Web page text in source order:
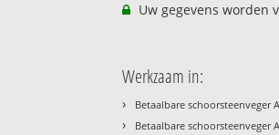
Uw gegevens worden
Werkzaam in:
› Betaalbare schoorsteenveger
› Betaalbare schoorsteenveger